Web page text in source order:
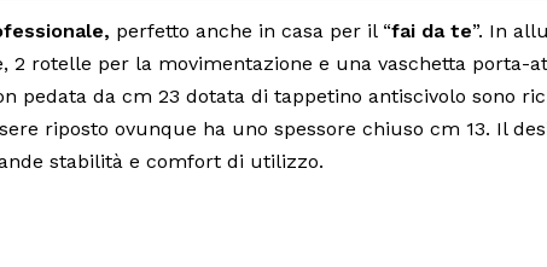
perfetto anche in casa per il “fai da te”. In
rotelle per la movimentazione e una vaschetta porta-
pedata da cm 23 dotata di tappetino antiscivolo sono
riposto ovunque ha uno spessore chiuso cm 13. Il
stabilità e comfort di utilizzo.